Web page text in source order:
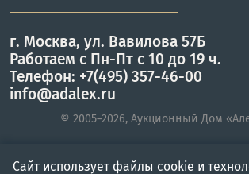
г. Москва, ул. Вавилова 57Б
Работаем с Пн-Пт с 10 до 19 ч.
Телефон: +7(495) 357-46-00
info@adalex.ru
© 2005–2026, Аукционный Дом
Сайт использует файлы cookie и